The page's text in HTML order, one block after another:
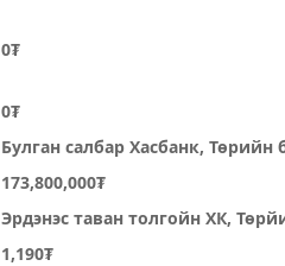
0₮
0₮
Булган салбар Хасбанк, Төрийн
173,800,000₮
Эрдэнэс таван толгойн ХК,
1,190₮